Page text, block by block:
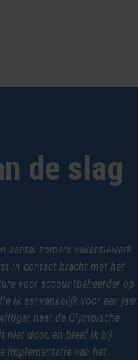
de slag
aantal zomers vakantiewerk
in contact bracht met het
voor accountbeheerder op
ik aanvankelijk voor een jaar
naar de Olympische
niet door, en bleef ik bij
implementatie van het